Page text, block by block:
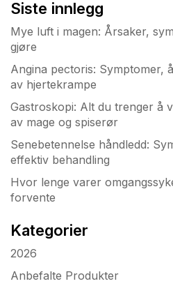
Siste innlegg
Mye luft i magen: Årsaker,
gjøre
Angina pectoris: Symptomer,
av hjertekrampe
Gastroskopi: Alt du trenger å
av mage og spiserør
Senebetennelse håndledd:
effektiv behandling
Hvor lenge varer
forvente
Kategorier
2026
Anbefalte Produkter